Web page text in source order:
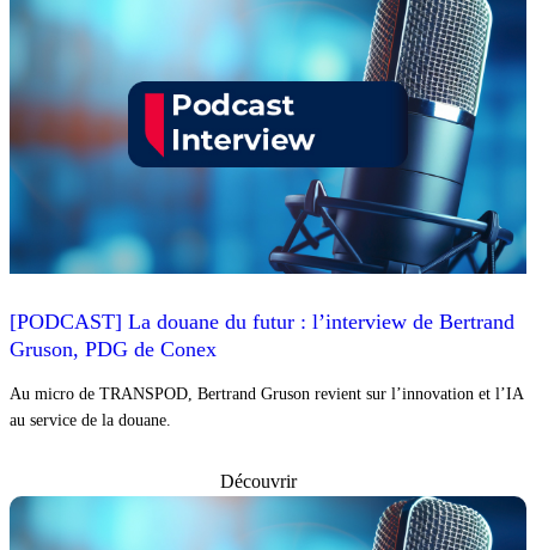
[PODCAST] La douane du futur : l’interview de Bertrand
Gruson, PDG de Conex
Au micro de TRANSPOD, Bertrand Gruson revient sur l’innovation et l’IA
au service de la douane.
Découvrir